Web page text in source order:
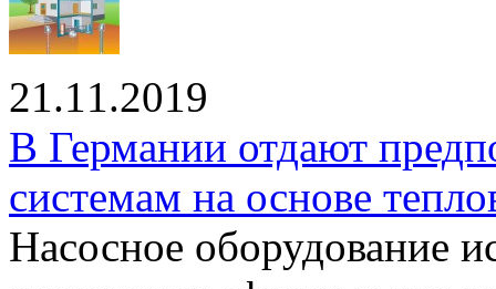
21.11.2019
В Германии отдают
системам на основе
Насосное оборудование